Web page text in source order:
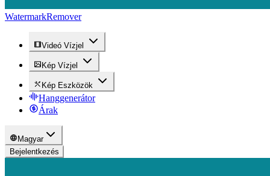
WatermarkRemover
Videó Vízjel
Kép Vízjel
Kép Eszközök
Hanggenerátor
Árak
Magyar
Bejelentkezés